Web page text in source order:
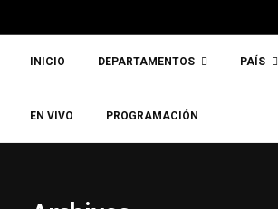
INICIO DEPARTAMENTOS PAÍS
EN VIVO PROGRAMACIÓN